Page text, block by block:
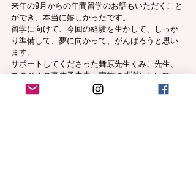
来年の9月からの年間留学のお話もいただくこと
ができ、本当に嬉しかったです。
留学に向けて、今回の経験を生かして、しっか
り準備して、夢に向かって、がんばろうと思い
ます。
サポートしてくださった舞原先生くみこ先生、
スタジオの真佐子先生、家族に感謝したいで
す。